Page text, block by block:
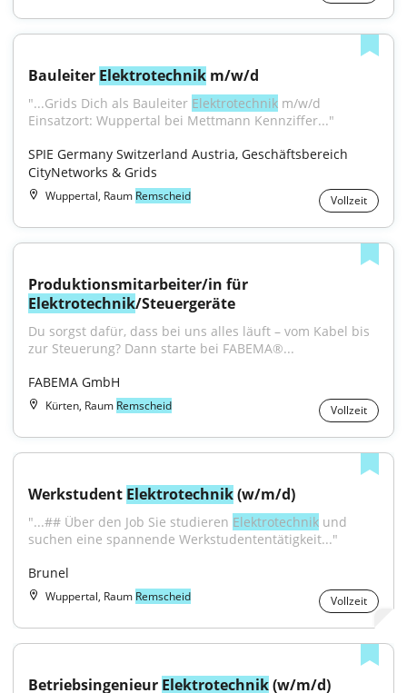
Bauleiter Elektrotechnik m/w/d
"...Grids Dich als Bauleiter Elektrotechnik m/w/d
Einsatzort: Wuppertal bei Mettmann Kennziffer..."
SPIE Germany Switzerland Austria, Geschäftsbereich
CityNetworks & Grids
Wuppertal, Raum Remscheid Vollzeit
Elektrotechnik/Steuergeräte
Du sorgst dafür, dass bei uns alles läuft – vom Kabel bis
zur Steuerung? Dann starte bei FABEMA®...
FABEMA GmbH
Kürten, Raum Remscheid Vollzeit
Werkstudent Elektrotechnik (w/m/d)
"...## Über den Job Sie studieren Elektrotechnik und
suchen eine spannende Werkstudententätigkeit..."
Brunel
Wuppertal, Raum Remscheid Vollzeit
Betriebsingenieur Elektrotechnik (w/m/d)